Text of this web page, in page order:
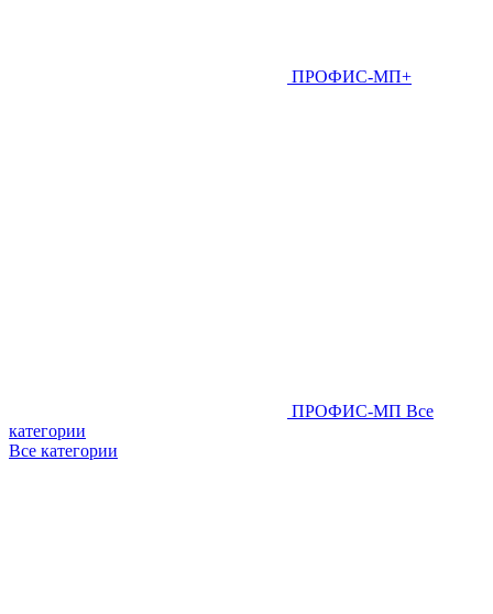
ПРОФИС-МП+
ПРОФИС-МП Все
категории
Все категории